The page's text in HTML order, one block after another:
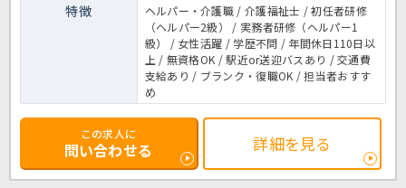
特徴
ヘルパー・介護職 / 介護福祉士 / 初任者研修
（ヘルパー2級） / 実務者研修（ヘルパー1
級） / 女性活躍 / 学歴不問 / 年間休日110日以
上 / 無資格OK / 駅近or送迎バスあり / 交通費
支給あり / ブランク・復職OK / 担当者おすす
め
この求人に
問い合わせる 詳細を見る